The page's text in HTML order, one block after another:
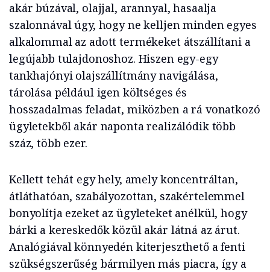
akár búzával, olajjal, arannyal, hasaalja
szalonnával úgy, hogy ne kelljen minden egyes
alkalommal az adott termékeket átszállítani a
legújabb tulajdonoshoz. Hiszen egy-egy
tankhajónyi olajszállítmány navigálása,
tárolása például igen költséges és
hosszadalmas feladat, miközben a rá vonatkozó
ügyletekből akár naponta realizálódik több
száz, több ezer.
Kellett tehát egy hely, amely koncentráltan,
átláthatóan, szabályozottan, szakértelemmel
bonyolítja ezeket az ügyleteket anélkül, hogy
bárki a kereskedők közül akár látná az árut.
Analógiával könnyedén kiterjeszthető a fenti
szükségszerűség bármilyen más piacra, így a